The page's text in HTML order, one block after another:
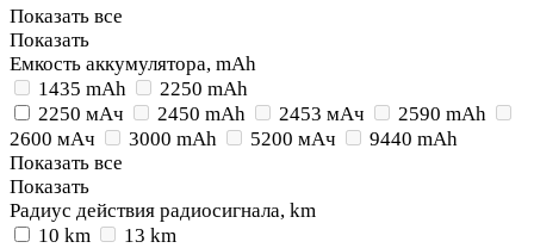
Показать все
Показать
Емкость аккумулятора, mAh
1435 mAh
2250 mAh
2250 мАч
2450 mAh 2453 мАч
2590 mAh
2600 мАч
3000 mAh 5200 мАч
9440 mAh
Показать все
Показать
Радиус действия радиосигнала, km
10 km
13 km